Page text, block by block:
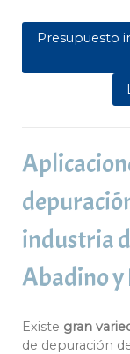
Presupuesto
industria
Abadino y
Existe gran
de depuración